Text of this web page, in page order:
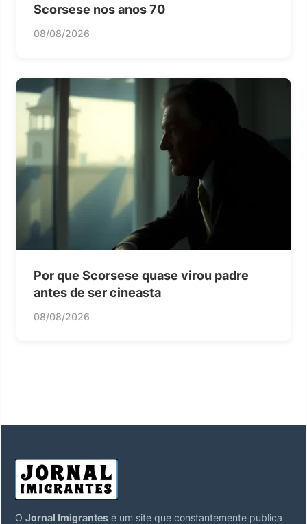
Scorsese nos anos 70
08/08/2026
Por que Scorsese quase virou padre
antes de ser cineasta
08/08/2026
O Jornal Imigrantes é um site que constantemente publica